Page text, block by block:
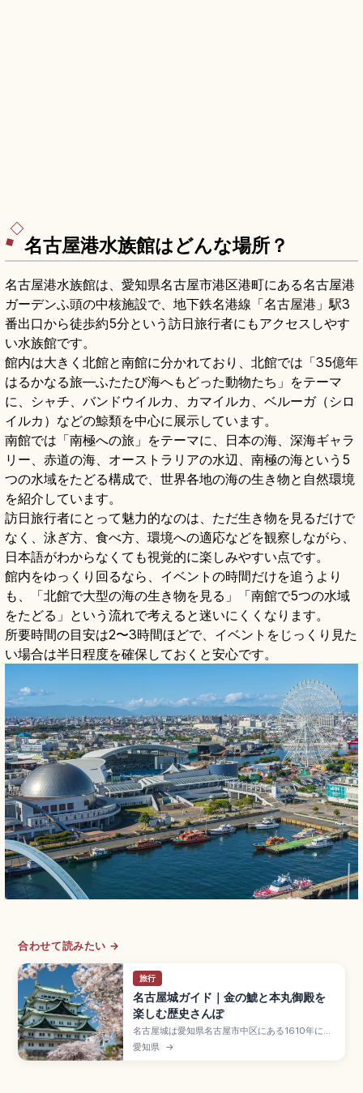
名古屋港水族館はどんな場所？
名古屋港水族館は、愛知県名古屋市港区港町にある名古屋港
ガーデンふ頭の中核施設で、地下鉄名港線「名古屋港」駅3
番出口から徒歩約5分という訪日旅行者にもアクセスしやす
い水族館です。
館内は大きく北館と南館に分かれており、北館では「35億年
はるかなる旅—ふたたび海へもどった動物たち」をテーマ
に、シャチ、バンドウイルカ、カマイルカ、ベルーガ（シロ
イルカ）などの鯨類を中心に展示しています。
南館では「南極への旅」をテーマに、日本の海、深海ギャラ
リー、赤道の海、オーストラリアの水辺、南極の海という5
つの水域をたどる構成で、世界各地の海の生き物と自然環境
を紹介しています。
訪日旅行者にとって魅力的なのは、ただ生き物を見るだけで
なく、泳ぎ方、食べ方、環境への適応などを観察しながら、
日本語がわからなくても視覚的に楽しみやすい点です。
館内をゆっくり回るなら、イベントの時間だけを追うより
も、「北館で大型の海の生き物を見る」「南館で5つの水域
をたどる」という流れで考えると迷いにくくなります。
所要時間の目安は2〜3時間ほどで、イベントをじっくり見た
い場合は半日程度を確保しておくと安心です。
合わせて読みたい →
旅行
名古屋城ガイド｜金の鯱と本丸御殿を
楽しむ歴史さんぽ
名古屋城は愛知県名古屋市中区にある1610年に徳
川家康の命で築城された名城で、尾張徳川家の居
城として繁栄したスポット。屋根の金の鯱(雄
愛知県 →